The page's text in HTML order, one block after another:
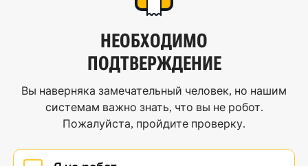
НЕОБХОДИМО
ПОДТВЕРЖДЕНИЕ
Вы наверняка замечательный человек, но нашим
системам важно знать, что вы не робот.
Пожалуйста, пройдите проверку.